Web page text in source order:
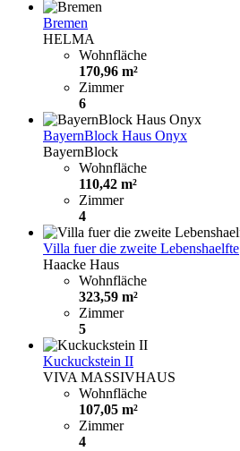
Bremen
HELMA
Wohnfläche
170,96 m²
Zimmer
6
BayernBlock Haus Onyx
BayernBlock
Wohnfläche
110,42 m²
Zimmer
4
Villa fuer die zweite Lebenshaelfte
Haacke Haus
Wohnfläche
323,59 m²
Zimmer
5
Kuckuckstein II
VIVA MASSIVHAUS
Wohnfläche
107,05 m²
Zimmer
4